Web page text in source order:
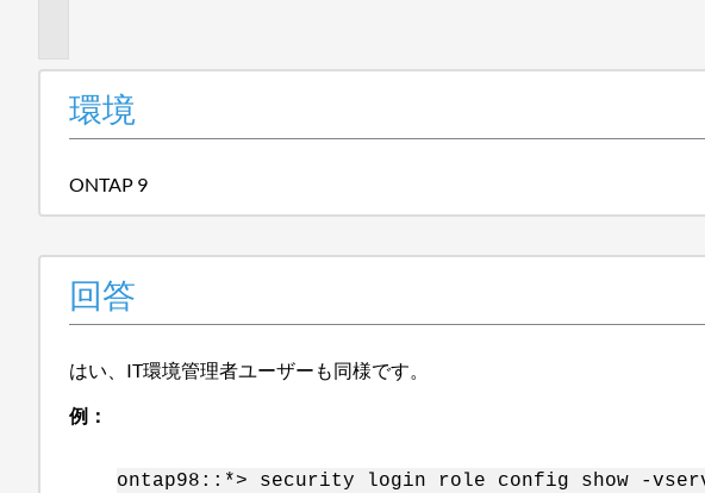
環境
ONTAP 9
回答
はい、IT環境管理者ユーザーも同様です。
例：
ontap98::*> security login role config show -